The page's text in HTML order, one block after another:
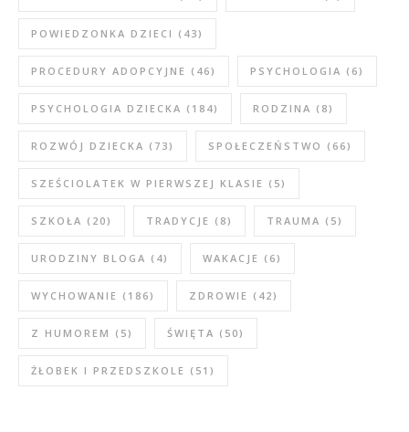
POWIEDZONKA DZIECI (43)
PROCEDURY ADOPCYJNE (46) PSYCHOLOGIA (6)
PSYCHOLOGIA DZIECKA (184) RODZINA (8)
ROZWÓJ DZIECKA (73) SPOŁECZEŃSTWO (66)
SZEŚCIOLATEK W PIERWSZEJ KLASIE (5)
SZKOŁA (20) TRADYCJE (8) TRAUMA (5)
URODZINY BLOGA (4) WAKACJE (6)
WYCHOWANIE (186) ZDROWIE (42)
Z HUMOREM (5) ŚWIĘTA (50)
ŻŁOBEK I PRZEDSZKOLE (51)